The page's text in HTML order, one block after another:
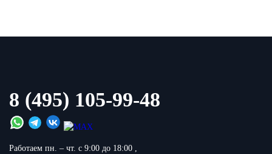
8 (495) 105-99-48
Работаем пн. – чт. с 9:00 до 18:00 ,